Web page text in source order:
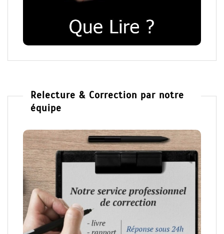
Relecture & Correction par notre
équipe